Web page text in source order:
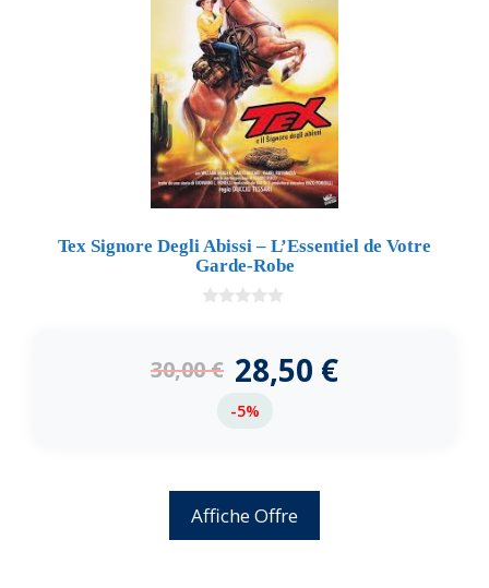
Tex Signore Degli Abissi – L’Essentiel de Votre
Garde-Robe
5
30,00€ 28,50 €
-5%
Affiche Offre